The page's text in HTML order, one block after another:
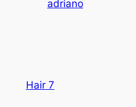
adriano
Hair 7